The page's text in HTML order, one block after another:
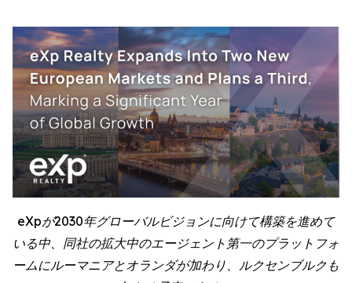
eXpが2030年グローバルビジョンに向けて構築を進めて
いる中、同社の拡大中のエージェント第一のプラットフォ
ームにルーマニアとオランダが加わり、ルクセンブルクも